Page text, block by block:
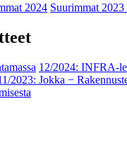
2024 Suurimmat 2023
12/2024: INFRA-
2023: Jokka −